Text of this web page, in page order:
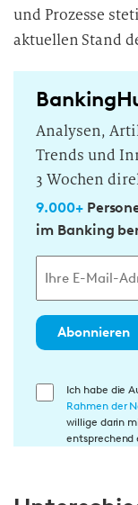
und Prozesse
aktuellen Stand
Analysen,
Trends und
3 Wochen
9.000+
im Banking
Abonnieren
E
Ich habe die
Rahmen der
willige darin
entsprechend